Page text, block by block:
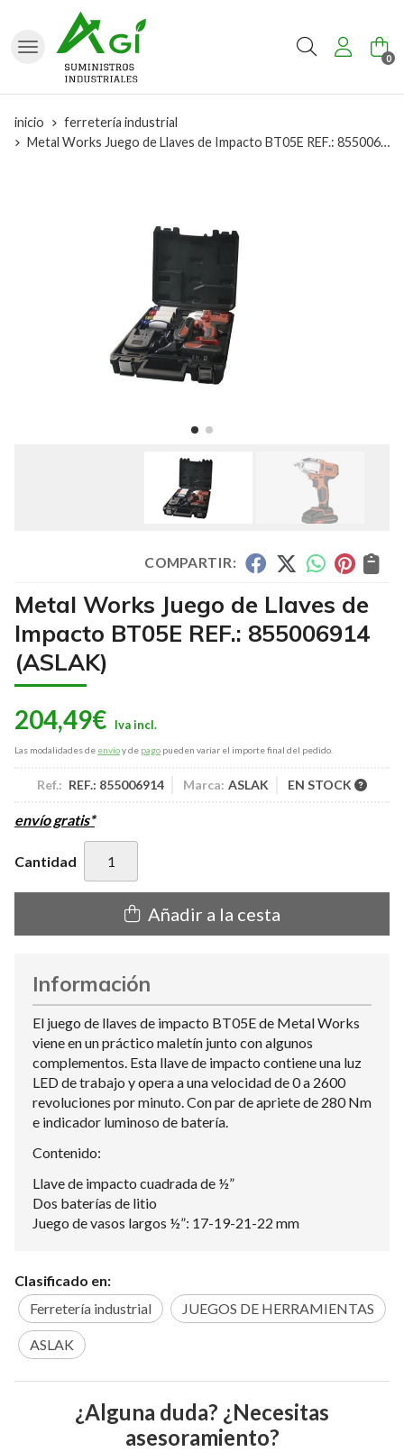
Buscar 0
inicio
ferretería industrial
Metal Works Juego de Llaves de Impacto BT05E REF.: 855006914
COMPARTIR:
Metal Works Juego de Llaves de
Impacto BT05E REF.: 855006914
(ASLAK)
204,49€
Las modalidades de envíoy de pago pueden variar el importe final del pedido.
Ref.: REF.: 855006914 Marca: ASLAK EN STOCK
envío gratis*
Cantidad
Añadir a la cesta
Información
El juego de llaves de impacto BT05E de Metal Works
viene en un práctico maletín junto con algunos
complementos. Esta llave de impacto contiene una luz
LED de trabajo y opera a una velocidad de 0 a 2600
revoluciones por minuto. Con par de apriete de 280 Nm
e indicador luminoso de batería.
Contenido:
Llave de impacto cuadrada de ½”
Dos baterías de litio
Juego de vasos largos ½”: 17-19-21-22 mm
Clasificado en:
Ferretería industrial
JUEGOS DE HERRAMIENTAS
ASLAK
¿Alguna duda? ¿Necesitas
asesoramiento?